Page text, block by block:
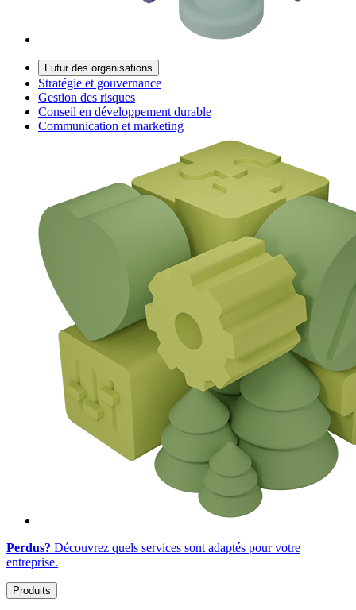
Futur des organisations
Stratégie et gouvernance
Gestion des risques
Conseil en développement durable
Communication et marketing
Perdus? Découvrez quels services sont adaptés pour votre
entreprise.
Produits